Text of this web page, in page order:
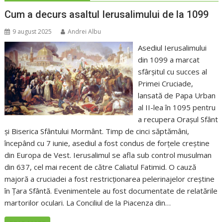
Cum a decurs asaltul Ierusalimului de la 1099
9 august 2025 Andrei Albu
Asediul Ierusalimului
din 1099 a marcat
sfârșitul cu succes al
Primei Cruciade,
lansată de Papa Urban
al II-lea în 1095 pentru
a recupera Orașul Sfânt
și Biserica Sfântului Mormânt. Timp de cinci săptămâni,
începând cu 7 iunie, asediul a fost condus de forțele creștine
din Europa de Vest. Ierusalimul se afla sub control musulman
din 637, cel mai recent de către Caliatul Fatimid. O cauză
majoră a cruciadei a fost restricționarea pelerinajelor creștine
în Țara Sfântă. Evenimentele au fost documentate de relatările
martorilor oculari. La Conciliul de la Piacenza din…